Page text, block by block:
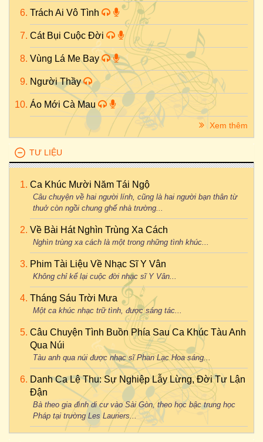
Trách Ai Vô Tình
Cát Bụi Cuộc Đời
Vùng Lá Me Bay
Người Thầy
Áo Mới Cà Mau
Xem thêm
TƯ LIỆU
Ca Khúc Mười Năm Tái Ngộ
Câu chuyện về hai người lính, cũng là hai người bạn thân từ
thuở còn ngồi chung ghế nhà trường...
Về Bài Hát Nghìn Trùng Xa Cách
Nghìn trùng xa cách là một trong những tình khúc...
Phim Tài Liệu Về Nhạc Sĩ Y Vân
Không chỉ kể lại cuộc đời nhạc sĩ Y Vân...
Tháng Sáu Trời Mưa
Một ca khúc nhạc trữ tình, được sáng tác...
Câu Chuyện Tình Buồn Phía Sau Ca Khúc Tàu Anh
Qua Núi
Tàu anh qua núi được nhạc sĩ Phan Lạc Hoa sáng...
Danh Ca Lệ Thu: Sự Nghiệp Lẫy Lừng, Đời Tư Lận
Đận
Bà theo gia đình di cư vào Sài Gòn, theo học bậc trung học
Pháp tại trường Les Lauriers...